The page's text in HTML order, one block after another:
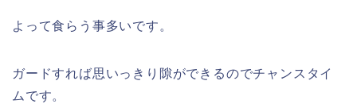
よって食らう事多いです。
ガードすれば思いっきり隙ができるのでチャンスタイ
ムです。